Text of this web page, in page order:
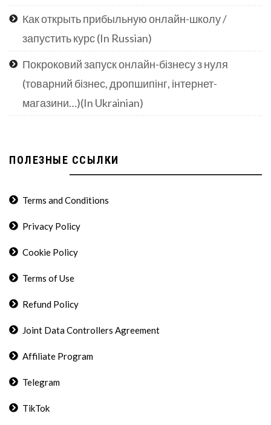
Как открыть прибыльную онлайн-школу /
запустить курс (In Russian)
Покроковий запуск онлайн-бізнесу з нуля
(товарний бізнес, дропшипінг, інтернет-
магазини…)(In Ukrainian)
ПОЛЕЗНЫЕ ССЫЛКИ
Terms and Conditions
Privacy Policy
Cookie Policy
Terms of Use
Refund Policy
Joint Data Controllers Agreement
Affiliate Program
Telegram
TikTok